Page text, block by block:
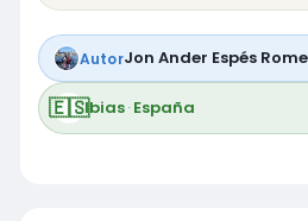
AutorJon Ander Espés
🇪🇸Ibias·España